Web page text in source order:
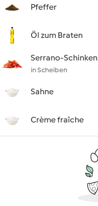
Pfeffer
Öl zum Braten
Serrano-Schinken
in Scheiben
Sahne
Crème fraîche